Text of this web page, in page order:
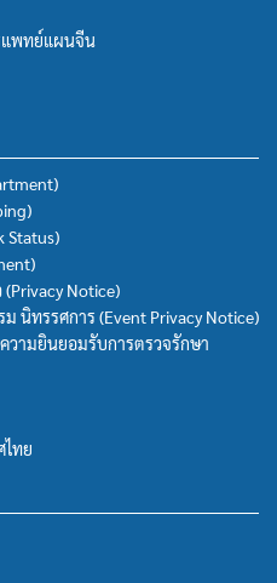
แพทย์แผนจีน
Status)
Notice)
นิทรรศการ (Event Privacy Notice)
วามยินยอมรับการตรวจรักษา
ไทย